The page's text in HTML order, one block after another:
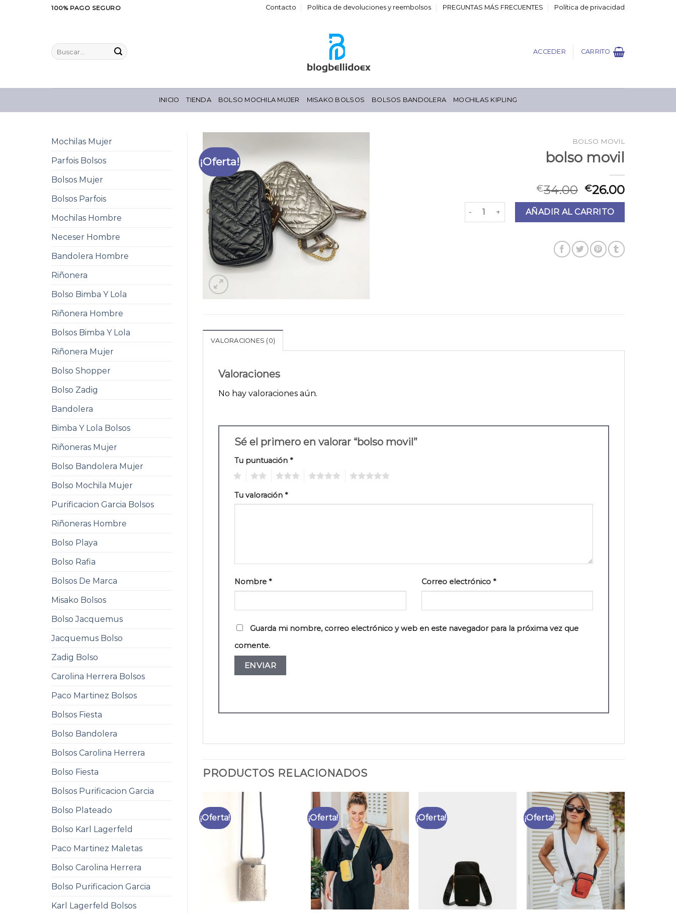
100% PAGO SEGURO Contacto Política de devoluciones y reembolsos PREGUNTAS MÁS FRECUENTES Política de privacidad
Buscar
por:
ACCEDER CARRITO
INICIO TIENDA BOLSO MOCHILA MUJER MISAKO BOLSOS BOLSOS BANDOLERA MOCHILAS KIPLING
Mochilas Mujer
Parfois Bolsos
Bolsos Mujer
Bolsos Parfois
Mochilas Hombre
Neceser Hombre
Bandolera Hombre
Riñonera
Bolso Bimba Y Lola
Riñonera Hombre
Bolsos Bimba Y Lola
Riñonera Mujer
Bolso Shopper
Bolso Zadig
Bandolera
Bimba Y Lola Bolsos
Riñoneras Mujer
Bolso Bandolera Mujer
Bolso Mochila Mujer
Purificacion Garcia Bolsos
Riñoneras Hombre
Bolso Playa
Bolso Rafia
Bolsos De Marca
Misako Bolsos
Bolso Jacquemus
Jacquemus Bolso
Zadig Bolso
Carolina Herrera Bolsos
Paco Martinez Bolsos
Bolsos Fiesta
Bolso Bandolera
Bolsos Carolina Herrera
Bolso Fiesta
Bolsos Purificacion Garcia
Bolso Plateado
Bolso Karl Lagerfeld
Paco Martinez Maletas
Bolso Carolina Herrera
Bolso Purificacion Garcia
Karl Lagerfeld Bolsos
¡Oferta!
BOLSO MOVIL
bolso movil
€34.00 €26.00
bolso movil cantidadAÑADIR AL CARRITO
VALORACIONES (0)
Valoraciones
No hay valoraciones aún.
Sé el primero en valorar “bolso movil”
Tu puntuación *
Tu valoración *
Nombre * Correo electrónico *
Guarda mi nombre, correo electrónico y web en este navegador para la próxima vez que
comente.
PRODUCTOS RELACIONADOS
¡Oferta! ¡Oferta! ¡Oferta! ¡Oferta!